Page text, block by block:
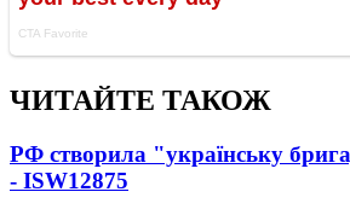
ЧИТАЙТЕ ТАКОЖ
РФ створила "українську
- ISW12875